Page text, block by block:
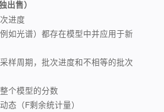
出售）
进度
如光谱）都存在模型中并应用于新
样周期，批次进度和不相等的批次
个模型的分数
态（F剩余统计量）